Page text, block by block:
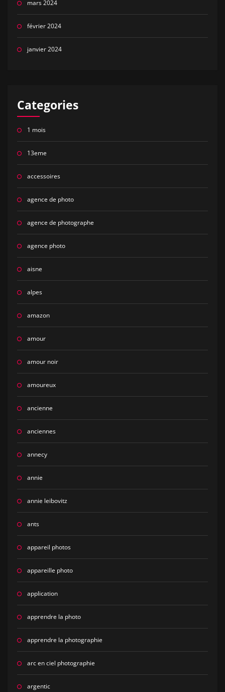
mars 2024
février 2024
janvier 2024
Categories
1 mois
13eme
accessoires
agence de photo
agence de photographe
agence photo
aisne
alpes
amazon
amour
amour noir
amoureux
ancienne
anciennes
annecy
annie
annie leibovitz
ants
appareil photos
appareille photo
application
apprendre la photo
apprendre la photographie
arc en ciel photographie
argentic